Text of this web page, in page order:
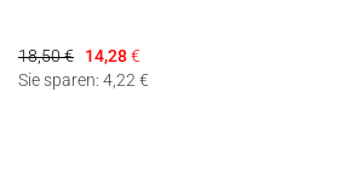
18,50 € 14,28€
Sie sparen: 4,22 €